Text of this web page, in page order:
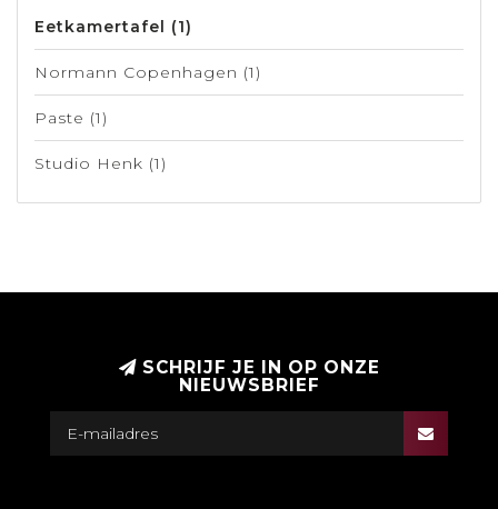
Eetkamertafel (1)
Normann Copenhagen (1)
Paste (1)
Studio Henk (1)
SCHRIJF JE IN OP ONZE
NIEUWSBRIEF